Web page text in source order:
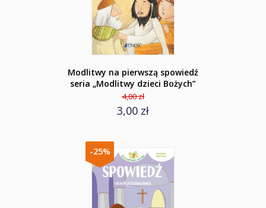
Modlitwy na pierwszą spowiedź
seria „Modlitwy dzieci Bożych”
4,00 zł
3,00 zł
-25%